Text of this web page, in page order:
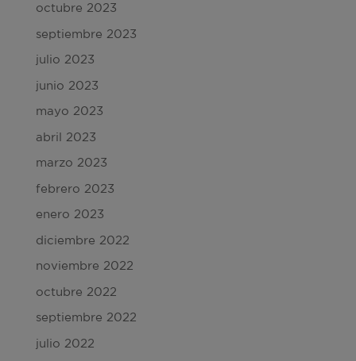
octubre 2023
septiembre 2023
julio 2023
junio 2023
mayo 2023
abril 2023
marzo 2023
febrero 2023
enero 2023
diciembre 2022
noviembre 2022
octubre 2022
septiembre 2022
julio 2022